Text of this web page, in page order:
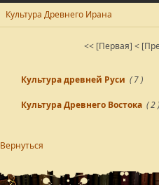
Культура Древнего Ирана
<< [Первая] <
Культура древней Руси ( 7 )
Культура Древнего Востока ( 2 )
Вернуться